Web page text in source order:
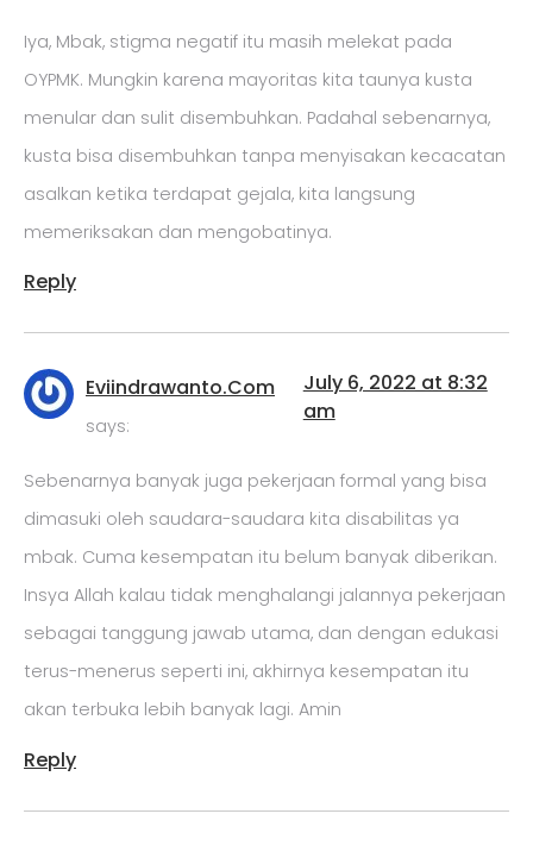
Iya, Mbak, stigma negatif itu masih melekat pada
OYPMK. Mungkin karena mayoritas kita taunya kusta
menular dan sulit disembuhkan. Padahal sebenarnya,
kusta bisa disembuhkan tanpa menyisakan kecacatan
asalkan ketika terdapat gejala, kita langsung
memeriksakan dan mengobatinya.
Reply
Eviindrawanto.Com
says:
July 6, 2022 at 8:32
am
Sebenarnya banyak juga pekerjaan formal yang bisa
dimasuki oleh saudara-saudara kita disabilitas ya
mbak. Cuma kesempatan itu belum banyak diberikan.
Insya Allah kalau tidak menghalangi jalannya pekerjaan
sebagai tanggung jawab utama, dan dengan edukasi
terus-menerus seperti ini, akhirnya kesempatan itu
akan terbuka lebih banyak lagi. Amin
Reply